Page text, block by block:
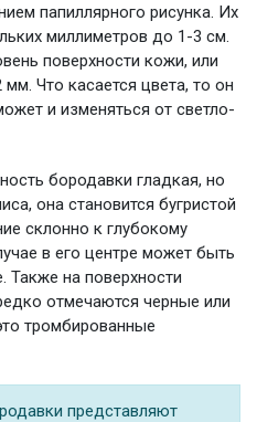
папиллярного рисунка. Их
миллиметров до 1-3 см.
поверхности кожи, или
Что касается цвета, то он
и изменяться от светло-
бородавки гладкая, но
она становится бугристой
склонно к глубокому
в его центре может быть
Также на поверхности
отмечаются черные или
тромбированные
представляют